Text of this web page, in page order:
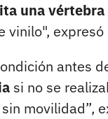
una
antes
si no se
movilidad”,